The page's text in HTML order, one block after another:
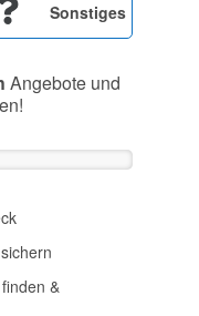
Sonstiges
Angebote und
&